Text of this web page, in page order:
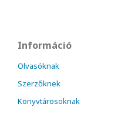
Információ
Olvasóknak
Szerzőknek
Könyvtárosoknak